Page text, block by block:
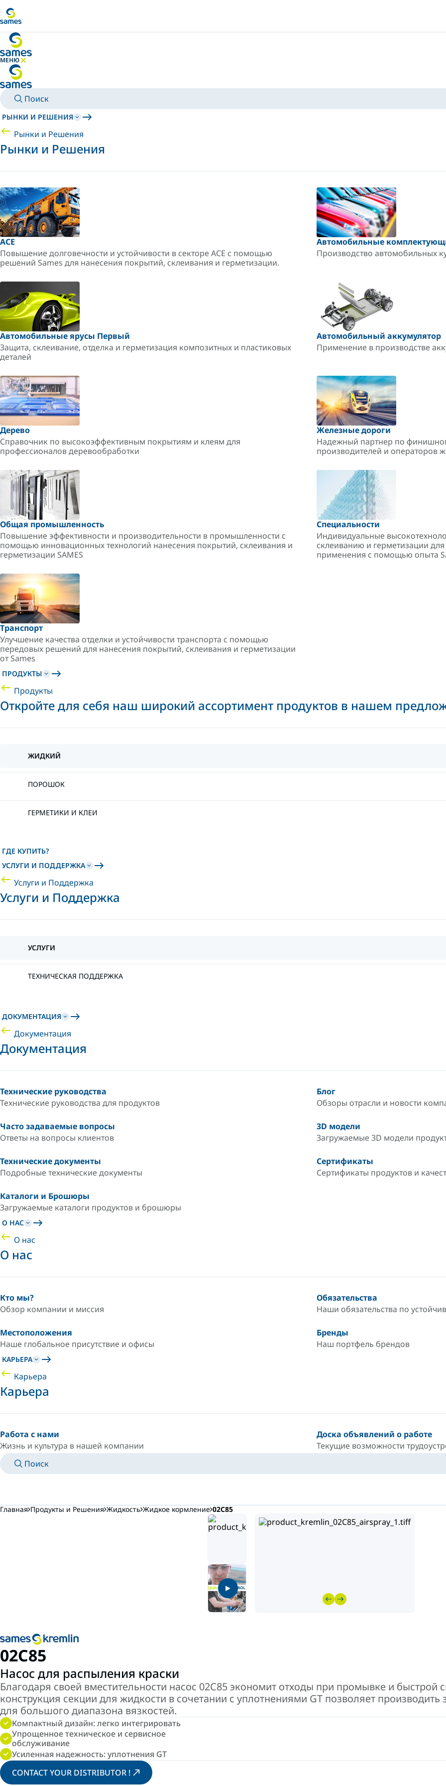
МЕНЮ
СКРЫТЬ МЕНЮ
Поиск
РЫНКИ И РЕШЕНИЯ
Рынки и Решения
Рынки и Решения
ACE
Повышение долговечности и устойчивости в секторе ACE с помощью
решений Sames для нанесения покрытий, склеивания и герметизации.
Автомобильные
Производство автомобильных
Автомобильные ярусы Первый
Защита, склеивание, отделка и герметизация композитных и пластиковых
деталей
Автомобильный аккумулятор
Применение в производстве
Дерево
Справочник по высокоэффективным покрытиям и клеям для
профессионалов деревообработки
Железные дороги
Надежный партнер по
производителей и операторов
Общая промышленность
Повышение эффективности и производительности в промышленности с
помощью инновационных технологий нанесения покрытий, склеивания и
герметизации SAMES
Специальности
Индивидуальные
склеиванию и герметизации
применения с помощью опыта
Транспорт
Улучшение качества отделки и устойчивости транспорта с помощью
передовых решений для нанесения покрытий, склеивания и герметизации
от Sames
ПРОДУКТЫ
Продукты
Откройте для себя наш широкий ассортимент продуктов в нашем
ЖИДКИЙ
ПОРОШОК
ГЕРМЕТИКИ И КЛЕИ
ГДЕ КУПИТЬ?
УСЛУГИ И ПОДДЕРЖКА
Услуги и Поддержка
Услуги и Поддержка
УСЛУГИ
ТЕХНИЧЕСКАЯ ПОДДЕРЖКА
ДОКУМЕНТАЦИЯ
Документация
Документация
Технические руководства
Технические руководства для продуктов
Блог
Обзоры отрасли и новости
Часто задаваемые вопросы
Ответы на вопросы клиентов
3D модели
Загружаемые 3D модели
Технические документы
Подробные технические документы
Сертификаты
Сертификаты продуктов и
Каталоги и Брошюры
Загружаемые каталоги продуктов и брошюры
О НАС
О нас
О нас
Кто мы?
Обзор компании и миссия
Обязательства
Наши обязательства по
Местоположения
Наше глобальное присутствие и офисы
Бренды
Наш портфель брендов
КАРЬЕРА
Карьера
Карьера
Работа с нами
Жизнь и культура в нашей компании
Доска объявлений о работе
Текущие возможности
Поиск
Главная Продукты и Решения Жидкость Жидкое кормление 02C85
02C85
Насос для распыления краски
Благодаря своей вместительности насос 02C85 экономит отходы при промывке и быстрой
конструкция секции для жидкости в сочетании с уплотнениями GT позволяет
для большого диапазона вязкостей.
Компактный дизайн: легко интегрировать
Упрощенное техническое и сервисное
обслуживание
Усиленная надежность: уплотнения GT
CONTACT YOUR DISTRIBUTOR !